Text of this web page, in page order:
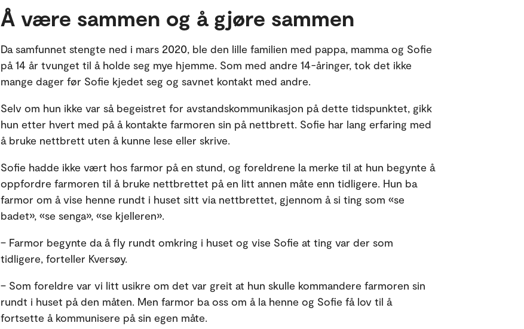
Å være sammen og å gjøre sammen
Da samfunnet stengte ned i mars 2020, ble den lille familien med pappa, mamma og Sofie
på 14 år tvunget til å holde seg mye hjemme. Som med andre 14-åringer, tok det ikke
mange dager før Sofie kjedet seg og savnet kontakt med andre.
Selv om hun ikke var så begeistret for avstandskommunikasjon på dette tidspunktet, gikk
hun etter hvert med på å kontakte farmoren sin på nettbrett. Sofie har lang erfaring med
å bruke nettbrett uten å kunne lese eller skrive.
Sofie hadde ikke vært hos farmor på en stund, og foreldrene la merke til at hun begynte å
oppfordre farmoren til å bruke nettbrettet på en litt annen måte enn tidligere. Hun ba
farmor om å vise henne rundt i huset sitt via nettbrettet, gjennom å si ting som «se
badet», «se senga», «se kjelleren».
– Farmor begynte da å fly rundt omkring i huset og vise Sofie at ting var der som
tidligere, forteller Kversøy.
– Som foreldre var vi litt usikre om det var greit at hun skulle kommandere farmoren sin
rundt i huset på den måten. Men farmor ba oss om å la henne og Sofie få lov til å
fortsette å kommunisere på sin egen måte.